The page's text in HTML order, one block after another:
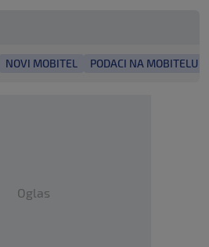
NOVI MOBITEL PODACI NA MOBITELU
Oglas